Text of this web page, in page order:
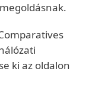
ki az oldalon